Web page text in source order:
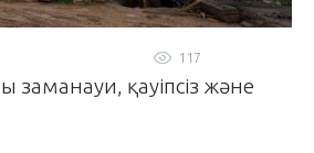
117
заманауи, қауіпсіз және